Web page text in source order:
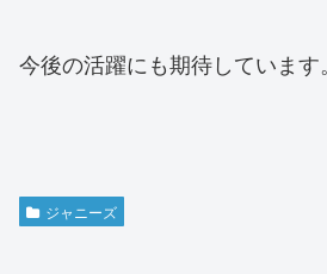
今後の活躍にも期待しています。
ジャニーズ